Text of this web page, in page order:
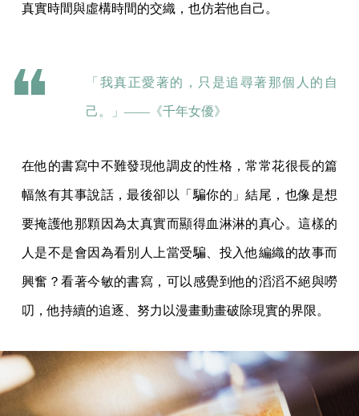
真實時間與虛構時間的交織，也仿若他自己。
「我真正愛著的，只是追尋著那個人的自
己。」——《千年女優》
在他的書寫中不難發現他調皮的性格，常常花很長的篇
幅煞有其事說話，最後卻以「騙你的」結尾，也像是想
要掩護他那顆因為太真實而顯得血淋淋的真心。這樣的
人是不是會因為看別人上當受騙、投入他編織的故事而
興奮？看著今敏的書寫，可以感覺到他的滔滔不絕與嘮
叨，他持續的追逐、努力以漫畫動畫破除現實的界限。